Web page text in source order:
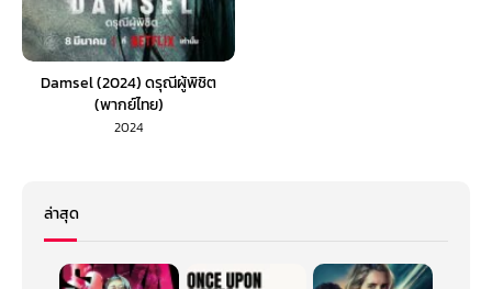
Damsel (2024) ดรุณีผู้พิชิต
(พากย์ไทย)
2024
ล่าสุด